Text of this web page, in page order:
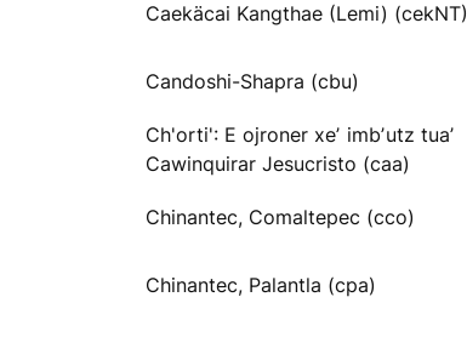
Caekäcai Kangthae (Lemi) (cekNT)
Candoshi-Shapra (cbu)
Ch'orti': E ojroner xeʼ imbʼutz tuaʼ
Cawinquirar Jesucristo (caa)
Chinantec, Comaltepec (cco)
Chinantec, Palantla (cpa)